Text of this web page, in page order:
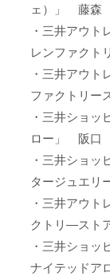
ェ）」 藤森
・三井アウ
レンファクト
・三井アウ
ファクトリー
・三井ショ
ロー」 阪口
・三井ショ
タージュエ
・三井アウ
クトリ―スト
・三井ショ
ナイテッドア